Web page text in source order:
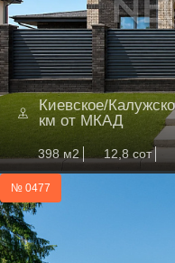
Киевское/
км от МКАД
398 м2 12,8 сот
№ 0477